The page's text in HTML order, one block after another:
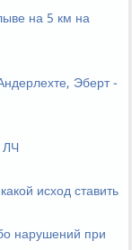
на 5 км на
Эберт -
ЛЧ
исход ставить
нарушений при